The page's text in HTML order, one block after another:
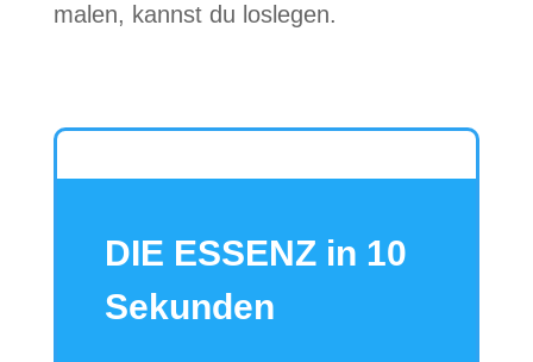
malen, kannst du loslegen.
DIE ESSENZ in 10
Sekunden